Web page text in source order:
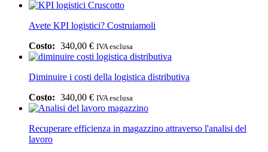
Avete KPI logistici? Costruiamoli
340,00 € IVA esclusa
Diminuire i costi della logistica distributiva
340,00 € IVA esclusa
Recuperare efficienza in magazzino attraverso l'analisi del
lavoro